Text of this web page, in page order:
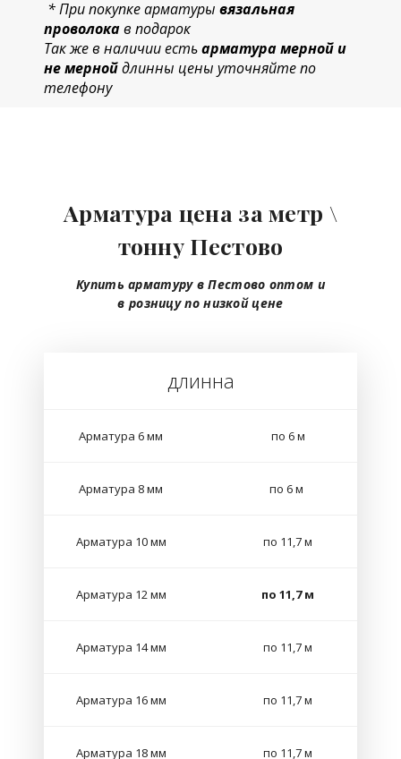
* При покупке арматуры вязальная
проволокав подарок
Так же в наличии естьарматура мерной и
не мернойдлинны цены уточняйте по
телефону
Арматура цена за метр \
тонну Пестово
Купить арматуру в Пестово оптом и
в розницупо низкой цене
длинна
Арматура 6 мм по 6 м
Арматура 8 мм по 6 м
Арматура 10 мм по 11,7 м
Арматура 12 мм по 11,7 м
Арматура 14 мм по 11,7 м
Арматура 16 мм по 11,7 м
Арматура 18 мм по 11,7 м